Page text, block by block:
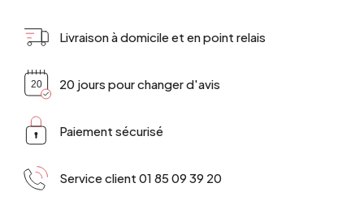
Livraison à domicile et en point relais
20 jours pour changer d'avis
Paiement sécurisé
Service client 01 85 09 39 20